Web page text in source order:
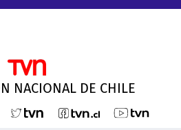
NACIONAL DE CHILE